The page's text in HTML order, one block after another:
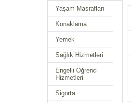
Yaşam Masrafları
Konaklama
Yemek
Sağlık Hizmetleri
Engelli Öğrenci
Hizmetleri
Sigorta